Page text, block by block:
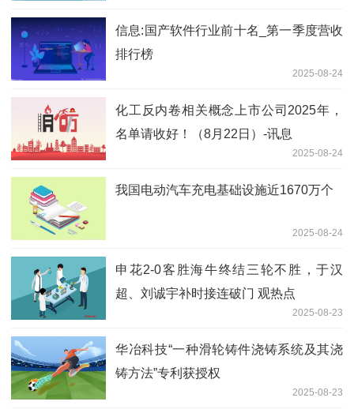
信息:国产软件行业前十名_第一季度营收
排行榜
2025-08-24
化工反内卷相关概念上市公司2025年，
名单请收好！（8月22日）-讯息
2025-08-24
我国电动汽车充电基础设施近1670万个
2025-08-24
申花2-0客胜海牛终结三轮不胜，于汉
超、刘诚宇补时接连破门 观热点
2025-08-23
华冶科技“一种滑轮铸件浇铸系统及其浇
铸方法”专利获授权
2025-08-23